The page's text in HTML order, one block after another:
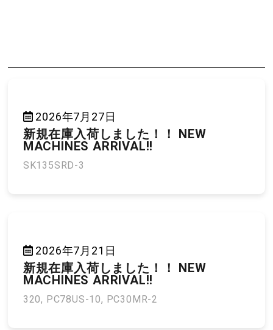
2026年7月27日
新規在庫入荷しました！！ NEW
MACHINES ARRIVAL!!
SK135SRD-3
2026年7月21日
新規在庫入荷しました！！ NEW
MACHINES ARRIVAL!!
320, PC78US-10, PC30MR-2